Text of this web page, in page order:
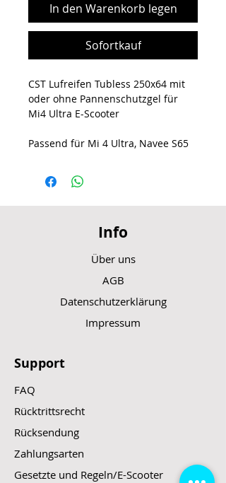
In den Warenkorb legen
Sofortkauf
CST Lufreifen Tubless 250x64 mit
oder ohne Pannenschutzgel für
Mi4 Ultra E-Scooter
Passend für Mi 4 Ultra, Navee S65
Info
Über uns
AGB
Datenschutzerklärung
Impressum
Support
FAQ
Rücktrittsrecht
Rücksendung
Zahlungsarten
Gesetzte und Regeln/E-Scooter